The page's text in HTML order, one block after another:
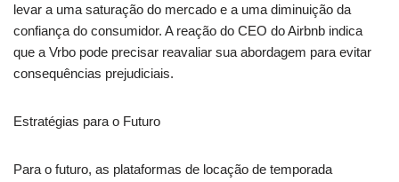
levar a uma saturação do mercado e a uma diminuição da
confiança do consumidor. A reação do CEO do Airbnb indica
que a Vrbo pode precisar reavaliar sua abordagem para evitar
consequências prejudiciais.
Estratégias para o Futuro
Para o futuro, as plataformas de locação de temporada